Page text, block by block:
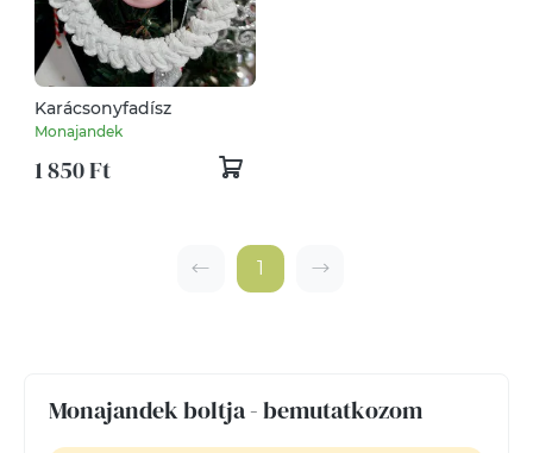
Monajandek boltja - bemutatkozom
Karácsonyfadísz
Monajandek
1 850 Ft
1